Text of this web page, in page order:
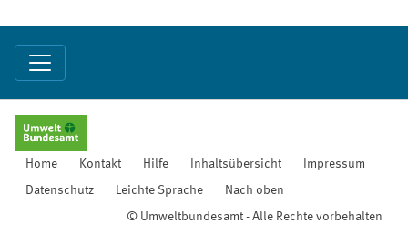
Home Kontakt Hilfe Inhaltsübersicht Impressum
Datenschutz Leichte Sprache Nach oben
© Umweltbundesamt - Alle Rechte vorbehalten